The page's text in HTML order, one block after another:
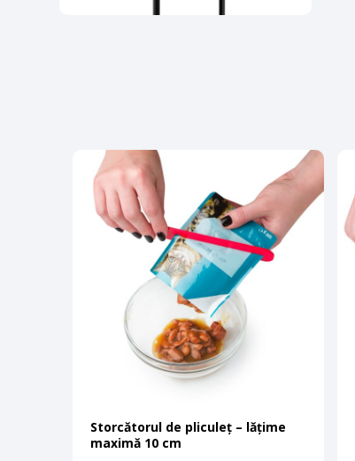
Storcătorul de pliculeț – lățime
maximă 10 cm